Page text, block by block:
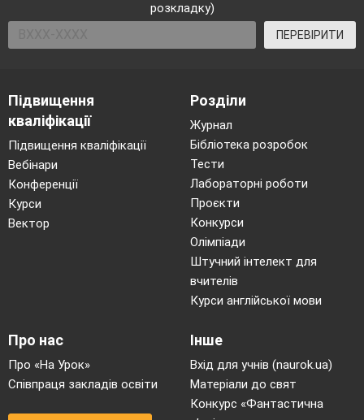
розкладку)
ПЕРЕВІРИТИ
Підвищення
кваліфікації
Підвищення кваліфікації
Вебінари
Конференції
Курси
Вектор
Розділи
Журнал
Бібліотека розробок
Тести
Лабораторні роботи
Проєкти
Конкурси
Олімпіади
Штучний інтелект для
вчителів
Курси англійської мови
Про нас
Про «На Урок»
Співпраця закладів освіти
Інше
Вхід для учнів (naurok.ua)
Матеріали до свят
Конкурс «Фантастична